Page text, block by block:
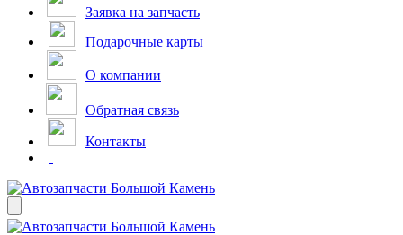
Заявка на запчасть
Подарочные карты
О компании
Обратная связь
Контакты